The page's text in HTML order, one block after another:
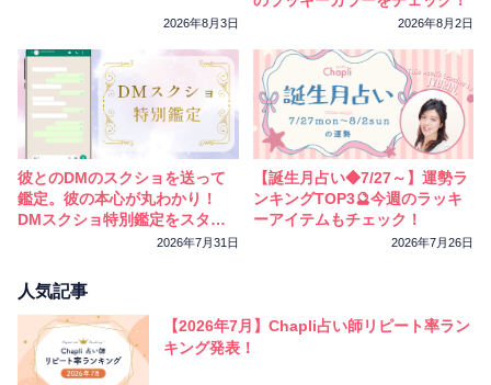
2026年8月3日 2026年8月2日
彼とのDMのスクショを送って
鑑定。彼の本心が丸わかり！
DMスクショ特別鑑定をスター
2026年7月31日
【誕生月占い◆7/27～】運勢ラ
ンキングTOP3🔮今週のラッキ
ーアイテムもチェック！
2026年7月26日
人気記事
【2026年7月】Chapli占い師リピート率ラン
キング発表！